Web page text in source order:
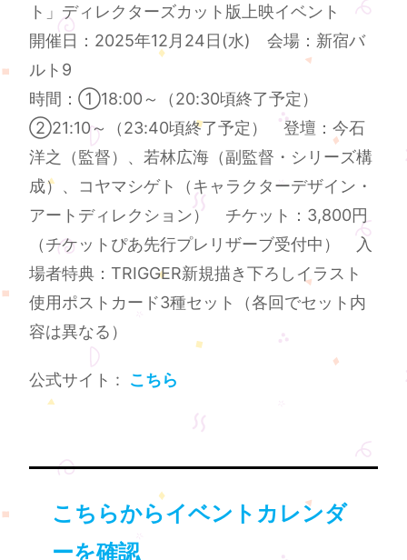
ト」ディレクターズカット版上映イベント
開催日：2025年12月24日(水) 会場：新宿バ
ルト9
時間：①18:00～（20:30頃終了予定）
②21:10～（23:40頃終了予定） 登壇：今石
洋之（監督）、若林広海（副監督・シリーズ構
成）、コヤマシゲト（キャラクターデザイン・
アートディレクション） チケット：3,800円
（チケットぴあ先行プレリザーブ受付中） 入
場者特典：TRIGGER新規描き下ろしイラスト
使用ポストカード3種セット（各回でセット内
容は異なる）
公式サイト : こちら
こちらからイベントカレンダ
ーを確認